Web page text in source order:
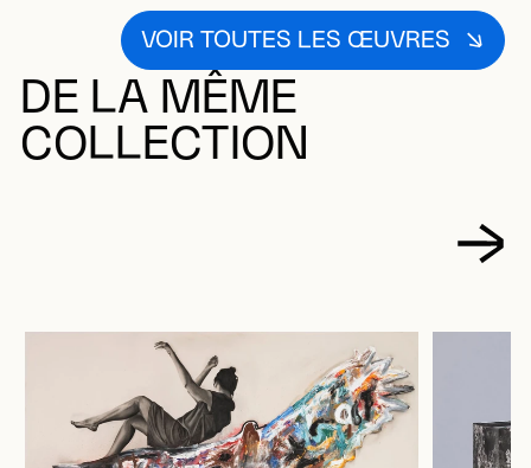
VOIR TOUTES LES ŒUVRES
DE LA MÊME
COLLECTION